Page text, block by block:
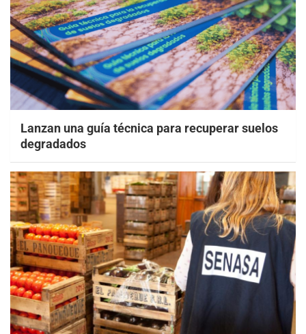
Lanzan una guía técnica para recuperar suelos
degradados